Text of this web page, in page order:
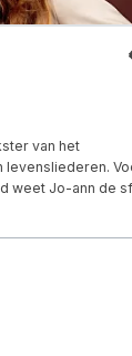
van het
levensliederen.
weet Jo-ann de